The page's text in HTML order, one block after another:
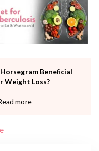
Beneficial
Weight Loss?
more